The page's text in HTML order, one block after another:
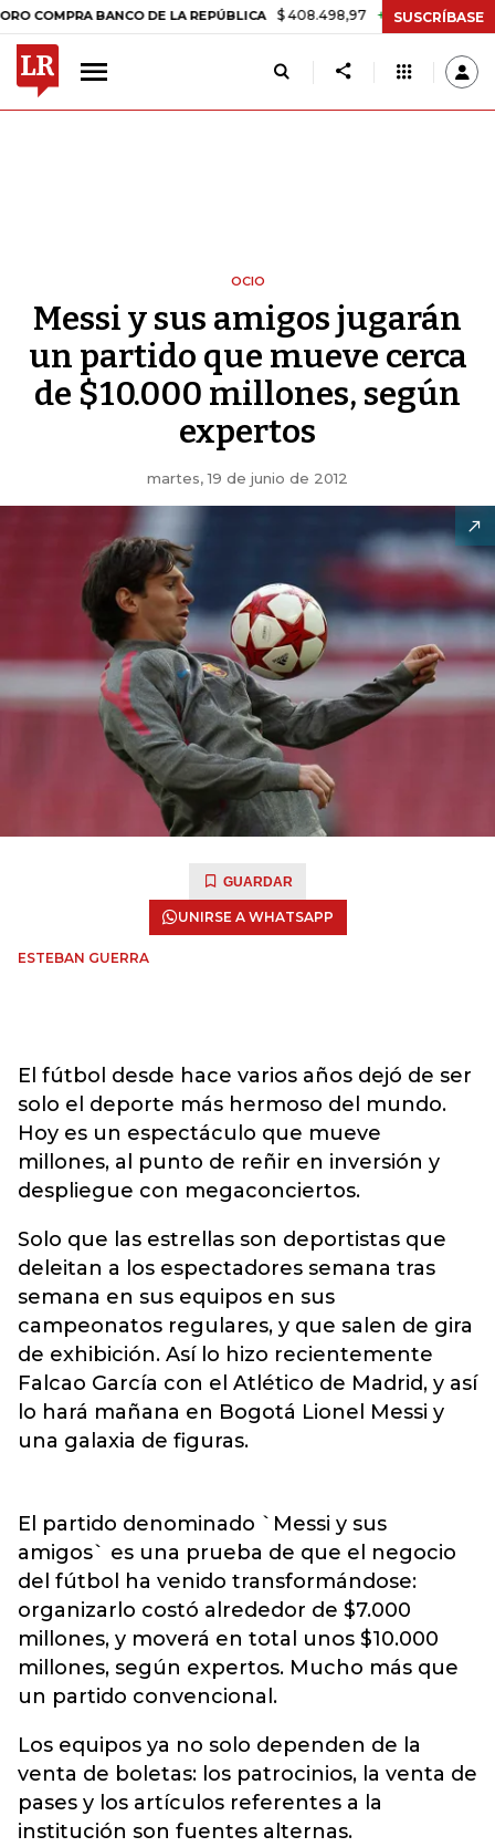
BANCO DE LA REPÚBLICA $ 408.498,97 +$ 8.753,81 +2,19%
SUSCRÍBASE
OCIO
Messi y sus amigos jugarán
un partido que mueve cerca
de $10.000 millones, según
expertos
martes, 19 de junio de 2012
GUARDAR
UNIRSE A WHATSAPP
ESTEBAN GUERRA
El fútbol desde hace varios años dejó de ser
solo el deporte más hermoso del mundo.
Hoy es un espectáculo que mueve
millones, al punto de reñir en inversión y
despliegue con megaconciertos.
Solo que las estrellas son deportistas que
deleitan a los espectadores semana tras
semana en sus equipos en sus
campeonatos regulares, y que salen de gira
de exhibición. Así lo hizo recientemente
Falcao García con el Atlético de Madrid, y así
lo hará mañana en Bogotá Lionel Messi y
una galaxia de figuras.
El partido denominado `Messi y sus
amigos` es una prueba de que el negocio
del fútbol ha venido transformándose:
organizarlo costó alrededor de $7.000
millones, y moverá en total unos $10.000
millones, según expertos. Mucho más que
un partido convencional.
Los equipos ya no solo dependen de la
venta de boletas: los patrocinios, la venta de
pases y los artículos referentes a la
institución son fuentes alternas.